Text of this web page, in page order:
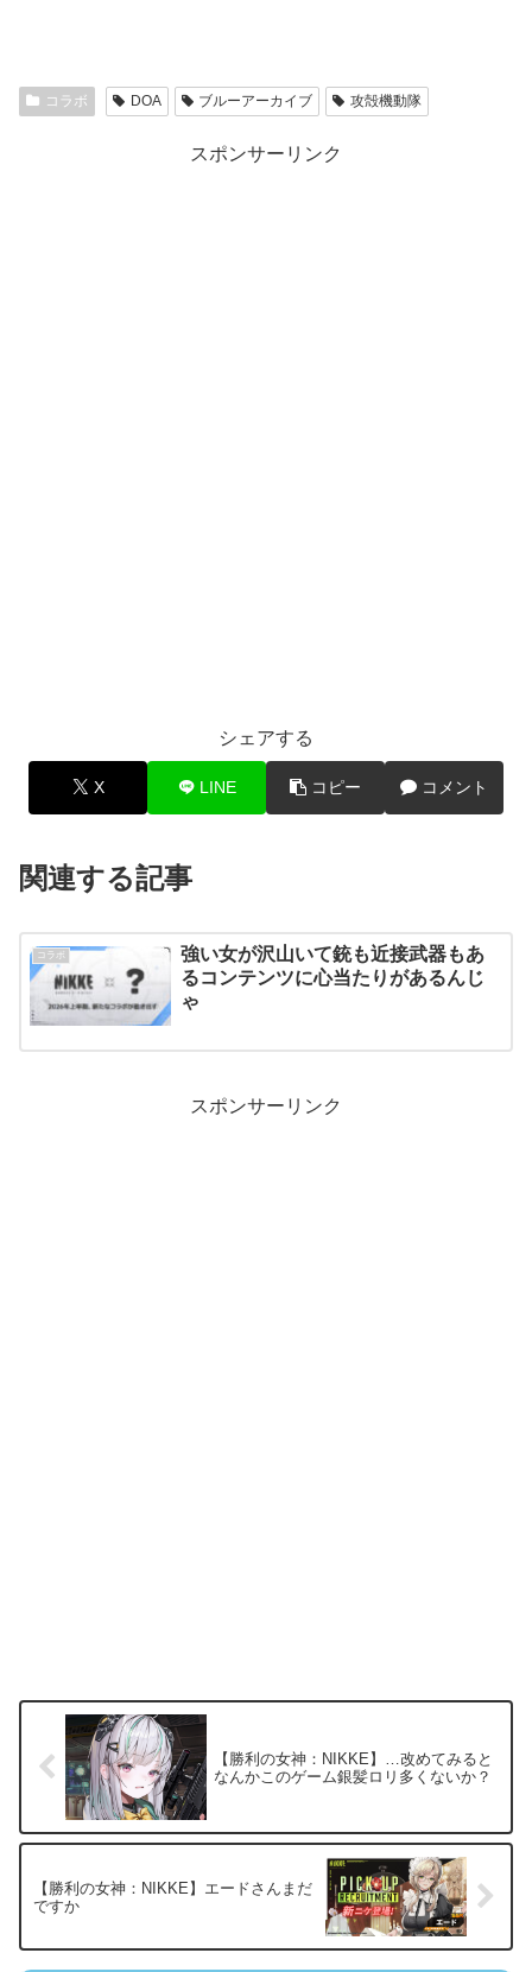
コラボ DOA ブルーアーカイブ 攻殻機動隊
スポンサーリンク
シェアする
X LINE コピー コメント
関連する記事
コラボ
強い女が沢山いて銃も近接武器もあ
るコンテンツに心当たりがあるんじ
ゃ
スポンサーリンク
【勝利の女神：NIKKE】…改めてみると
なんかこのゲーム銀髪ロリ多くないか？
【勝利の女神：NIKKE】エードさんまだ
ですか